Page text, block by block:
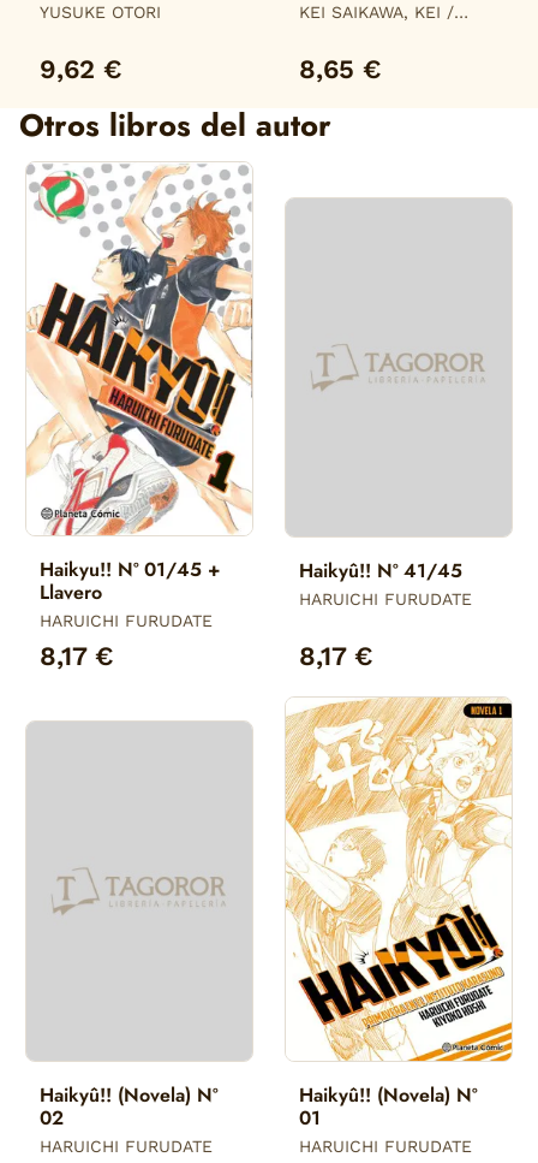
YUSUKE OTORI
9,62 €
KEI SAIKAWA, KEI /
8,65 €
Otros libros del autor
Haikyu!! Nº 01/45 +
Llavero
HARUICHI FURUDATE
8,17 €
Haikyû!! Nº 41/45
HARUICHI FURUDATE
8,17 €
Haikyû!! (Novela) Nº
02
HARUICHI FURUDATE
Haikyû!! (Novela) Nº
01
HARUICHI FURUDATE